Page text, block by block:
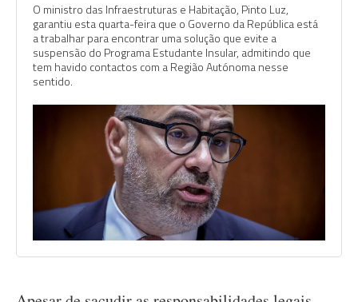
O ministro das Infraestruturas e Habitação, Pinto Luz,
garantiu esta quarta-feira que o Governo da República está
a trabalhar para encontrar uma solução que evite a
suspensão do Programa Estudante Insular, admitindo que
tem havido contactos com a Região Autónoma nesse
sentido.